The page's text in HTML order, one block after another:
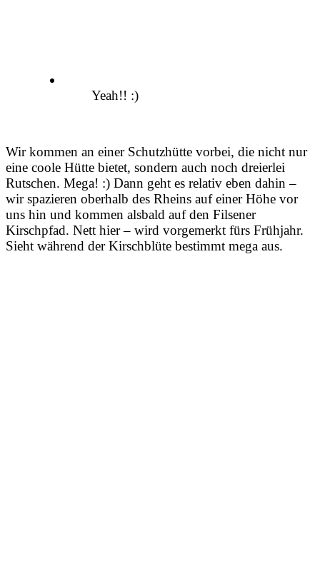
Yeah!! :)
Wir kommen an einer Schutzhütte vorbei, die nicht nur
eine coole Hütte bietet, sondern auch noch dreierlei
Rutschen. Mega! :) Dann geht es relativ eben dahin –
wir spazieren oberhalb des Rheins auf einer Höhe vor
uns hin und kommen alsbald auf den Filsener
Kirschpfad. Nett hier – wird vorgemerkt fürs Frühjahr.
Sieht während der Kirschblüte bestimmt mega aus.